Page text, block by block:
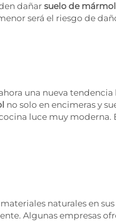
dañar suelo de mármol
será el riesgo de
una nueva tendencia
no solo en encimeras y
luce muy moderna.
naturales en
Algunas empresas